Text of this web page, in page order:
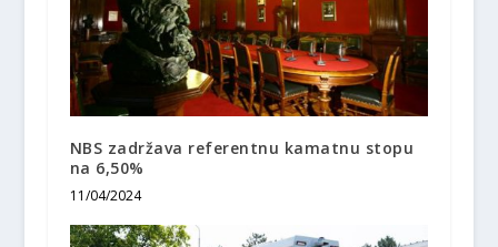
NBS zadržava referentnu kamatnu stopu
na 6,50%
11/04/2024